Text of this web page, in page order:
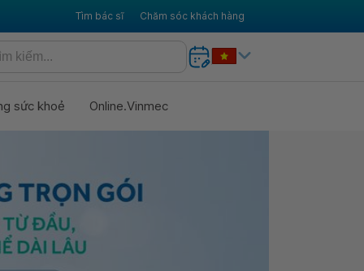
Tìm bác sĩ Chăm sóc khách hàng
sức khoẻ Online.Vinmec